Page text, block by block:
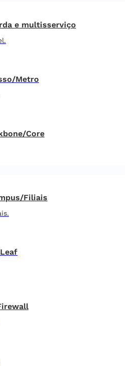
e multisserviço
Metro
Core
Filiais